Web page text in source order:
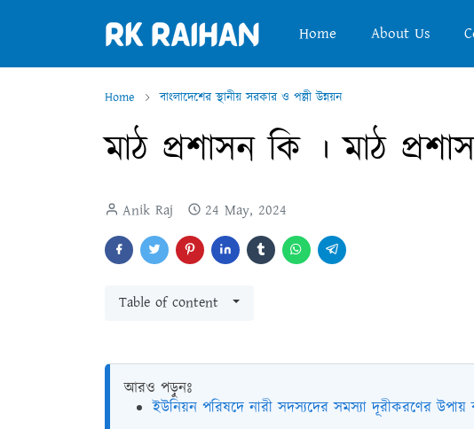
Home About Us
Home বাংলাদেশের স্থানীয় সরকার ও পল্লী উন্নয়ন
মাঠ প্রশাসন কি । মাঠ
Anik Raj 24 May, 2024
Table of content
আরও পড়ুনঃ
ইউনিয়ন পরিষদে নারী সদস্যদের সমস্যা দূরীকরণের